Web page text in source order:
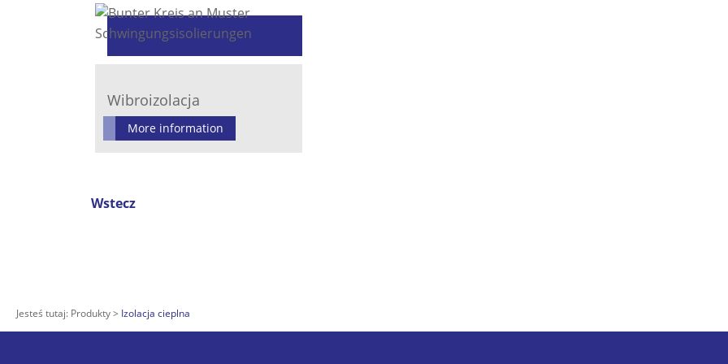
Wibroizolacja
More information
Wstecz
Jesteś tutaj: Produkty Izolacja cieplna